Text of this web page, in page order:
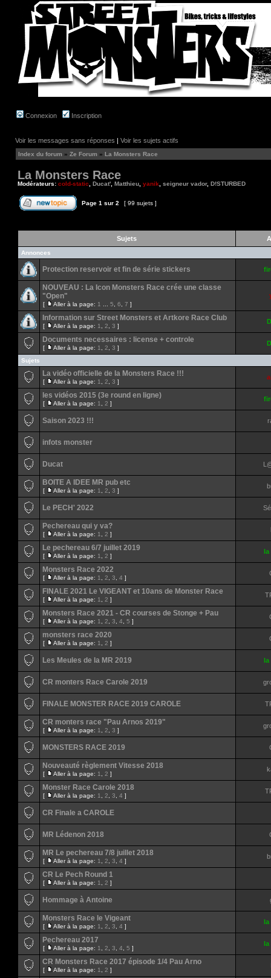
Connexion Inscription
Voir les messages sans réponses | Voir les sujets actifs
Index du forum » Ze Forum » La Monsters Race
La Monsters Race
Modérateurs: cold-static Ducat' Matthieu yanik seigneur vador, D!STURBED
Page 1 sur 2 [ 99 sujets ]
Sujets
Annonces
Protection reservoir et fin de série stickers
NOUVEAU : La Icon Monsters Race crée une classe
"Open"
[ Aller à la page: 1 5 6 7 ]
Information sur Street Monsters et Artkore Race Club
[ Aller à la page: 1 2 3 ]
Documents necessaires : license + controle
[ Aller à la page: 1 2 3 ]
Sujets
La vidéo officielle de la Monsters Race !!!
[ Aller à la page: 1 2 3 ]
les vidéos 2015 (3e round en ligne)
[ Aller à la page: 1 2 ]
Saison 2023 !!!
infots monster
Ducat
BOITE A IDEE MR pub etc
[ Aller à la page: 1 2 3 ]
Le PECH' 2022
Pechereau qui y va?
[ Aller à la page: 1 2 ]
Le pechereau 6/7 juillet 2019
[ Aller à la page: 1 2 ]
la
Monsters Race 2022
[ Aller à la page: 1 2 3 4 ]
FINALE 2021 Le VIGEANT et 10ans de Monster Race
[ Aller à la page: 1 2 ]
Monsters Race 2021 - CR courses de Stonge + Pau
[ Aller à la page: 1 2 3 4 5 ]
monsters race 2020
[ Aller à la page: 1 2 ]
Les Meules de la MR 2019 la
CR monters Race Carole 2019
FINALE MONSTER RACE 2019 CAROLE
CR monters race "Pau Arnos 2019"
[ Aller à la page: 1 2 3 ]
MONSTERS RACE 2019
Nouveauté règlement Vitesse 2018
[ Aller à la page: 1 2 ]
Monster Race Carole 2018
[ Aller à la page: 1 2 3 4 ]
CR Finale a CAROLE
MR Lédenon 2018
MR Le pechereau 7/8 juillet 2018
[ Aller à la page: 1 2 3 4 ]
CR Le Pech Round 1
[ Aller à la page: 1 2 ]
Hommage à Antoine
Monsters Race le Vigeant
[ Aller à la page: 1 2 3 4 ]
la
Pechereau 2017
[ Aller à la page: 1 2 3 4 5 ]
la
CR Monsters Race 2017 épisode 1/4 Pau Arno
[ Aller à la page: 1 2 ]